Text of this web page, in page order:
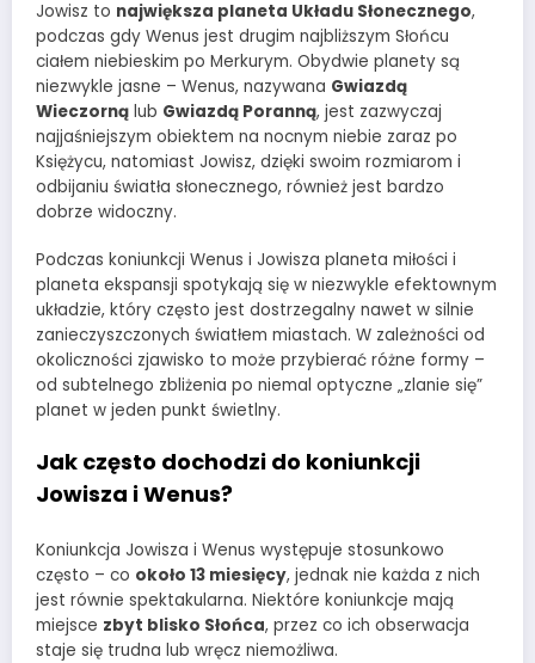
Jowisz to największa planeta Układu Słonecznego,
podczas gdy Wenus jest drugim najbliższym Słońcu
ciałem niebieskim po Merkurym. Obydwie planety są
niezwykle jasne – Wenus, nazywana Gwiazdą
Wieczorną lub Gwiazdą Poranną, jest zazwyczaj
najjaśniejszym obiektem na nocnym niebie zaraz po
Księżycu, natomiast Jowisz, dzięki swoim rozmiarom i
odbijaniu światła słonecznego, również jest bardzo
dobrze widoczny.
Podczas koniunkcji Wenus i Jowisza planeta miłości i
planeta ekspansji spotykają się w niezwykle efektownym
układzie, który często jest dostrzegalny nawet w silnie
zanieczyszczonych światłem miastach. W zależności od
okoliczności zjawisko to może przybierać różne formy –
od subtelnego zbliżenia po niemal optyczne „zlanie się”
planet w jeden punkt świetlny.
Jak często dochodzi do koniunkcji
Jowisza i Wenus?
Koniunkcja Jowisza i Wenus występuje stosunkowo
często – co około 13 miesięcy, jednak nie każda z nich
jest równie spektakularna. Niektóre koniunkcje mają
miejsce zbyt blisko Słońca, przez co ich obserwacja
staje się trudna lub wręcz niemożliwa.